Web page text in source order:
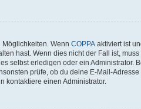
Wenn COPPA aktiviert ist
hast. Wenn dies nicht der Fall ist,
selbst erledigen oder ein Administrator.
prüfe, ob du deine E-Mail-
kontaktiere einen Administrator.